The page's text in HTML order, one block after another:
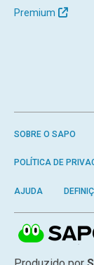
Premium
SOBRE O SAPO
POLÍTICA DE
AJUDA